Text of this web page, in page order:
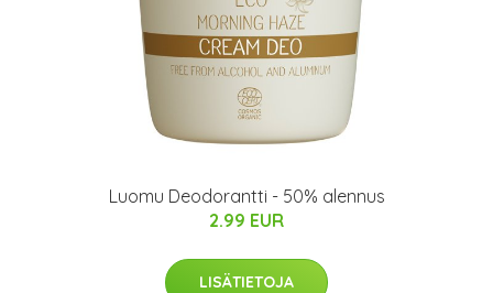
Luomu Deodorantti - 50% alennus
2.99 EUR
LISÄTIETOJA